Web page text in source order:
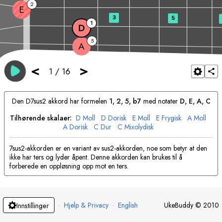
< 1 / 16 >
A 5
D 1
E 2
3 5
Den D7sus2 akkord har formelen 1, 2, 5, b7med notater D, E, A, C
Tilhørende skalaer: D Moll D Dorisk E Moll E Frygisk A Moll
A Dorisk C Dur C Mixolydisk
7sus2-akkorden er en variant av sus2-akkorden, noe som betyr at den
ikke har ters og lyder åpent. Denne akkorden kan brukes til å
forberede en oppløsning opp mot en ters.
Innstillinger · Hjelp & Privacy · English UkeBuddy © 2010